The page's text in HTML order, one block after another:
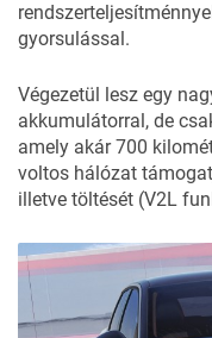
gyorsulással.
Végezetül lesz egy
akkumulátorral, de
amely akár 700
voltos hálózat
illetve töltését (V2L